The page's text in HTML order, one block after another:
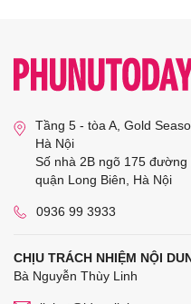
Tầng 5 - tòa A, Gold
Hà Nội
Số nhà 2B ngõ 175
quận Long Biên, Hà Nội
0936 99 3933
CHỊU TRÁCH NHIỆM NỘI
Bà Nguyễn Thùy Linh